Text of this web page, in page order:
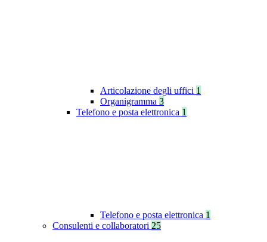
Articolazione degli uffici 1
Organigramma 3
Telefono e posta elettronica 1
Telefono e posta elettronica 1
Consulenti e collaboratori 25